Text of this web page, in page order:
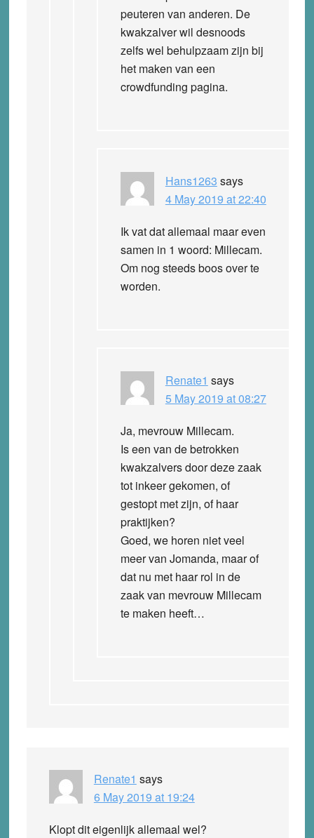
peuteren van anderen. De
kwakzalver wil desnoods
zelfs wel behulpzaam zijn bij
het maken van een
crowdfunding pagina.
Hans1263 says
4 May 2019 at 22:40
Ik vat dat allemaal maar even
samen in 1 woord: Millecam.
Om nog steeds boos over te
worden.
Renate1 says
5 May 2019 at 08:27
Ja, mevrouw Millecam.
Is een van de betrokken
kwakzalvers door deze zaak
tot inkeer gekomen, of
gestopt met zijn, of haar
praktijken?
Goed, we horen niet veel
meer van Jomanda, maar of
dat nu met haar rol in de
zaak van mevrouw Millecam
te maken heeft…
Renate1 says
6 May 2019 at 19:24
Klopt dit eigenlijk allemaal wel?